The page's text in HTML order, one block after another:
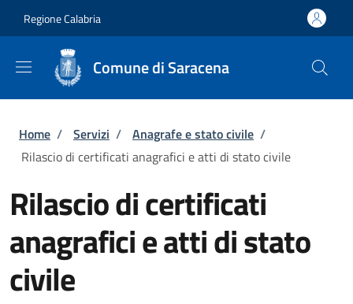
Regione Calabria
Comune di Saracena
Briciole di pane
Home / Servizi / Anagrafe e stato civile /
Rilascio di certificati anagrafici e atti di stato civile
Rilascio di certificati
anagrafici e atti di stato
civile